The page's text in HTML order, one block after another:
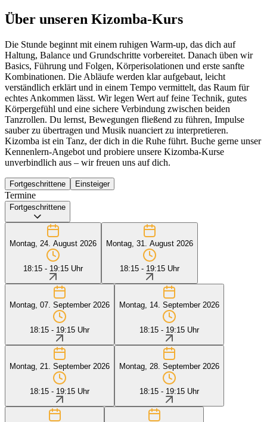
Über unseren Kizomba-Kurs
Die Stunde beginnt mit einem ruhigen Warm-up, das dich auf
Haltung, Balance und Grundschritte vorbereitet. Danach üben wir
Basics, Führung und Folgen, Körperisolationen und erste sanfte
Kombinationen. Die Abläufe werden klar aufgebaut, leicht
verständlich erklärt und in einem Tempo vermittelt, das Raum für
echtes Ankommen lässt. Wir legen Wert auf feine Technik, gutes
Körpergefühl und eine sichere Verbindung zwischen beiden
Tanzrollen. Du lernst, Bewegungen fließend zu führen, Impulse
sauber zu übertragen und Musik nuanciert zu interpretieren.
Kizomba ist ein Tanz, der dich in die Ruhe führt. Buche gerne unser
Kennenlern-Angebot und probiere unsere Kizomba-Kurse
unverbindlich aus – wir freuen uns auf dich.
Fortgeschrittene Einsteiger
Termine
Fortgeschrittene
Montag, 24. August 2026
18:15 - 19:15 Uhr
Montag, 31. August 2026
18:15 - 19:15 Uhr
Montag, 07. September 2026
18:15 - 19:15 Uhr
Montag, 14. September 2026
18:15 - 19:15 Uhr
Montag, 21. September 2026
18:15 - 19:15 Uhr
Montag, 28. September 2026
18:15 - 19:15 Uhr